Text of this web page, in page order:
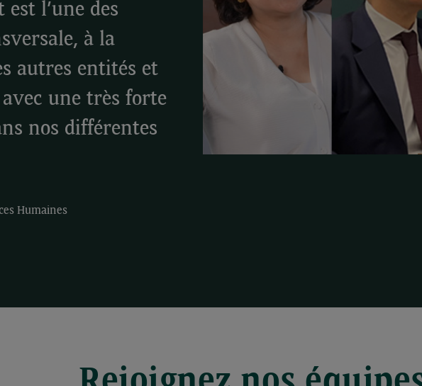
l’une des
à la
autres entités et
une très forte
nos différentes
Humaines